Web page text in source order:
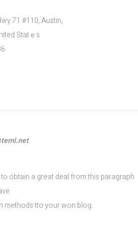
71 #110, Austin,
Statｅs
20, 2026
obtain a great deal from this paragraph
methods tto your won blog.